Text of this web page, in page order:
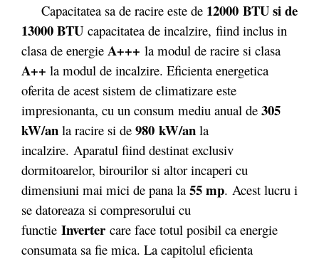
Capacitatea sa de racire este de 12000 BTU si de
13000 BTU capacitatea de incalzire, fiind inclus in
clasa de energie A+++ la modul de racire si clasa
A++ la modul de incalzire. Eficienta energetica
oferita de acest sistem de climatizare este
impresionanta, cu un consum mediu anual de 305
kW/an la racire si de 980 kW/an la
incalzire. Aparatul fiind destinat exclusiv
dormitoarelor, birourilor si altor incaperi cu
dimensiuni mai mici de pana la 55 mp. Acest lucru i
se datoreaza si compresorului cu
functie Inverter care face totul posibil ca energie
consumata sa fie mica. La capitolul eficienta